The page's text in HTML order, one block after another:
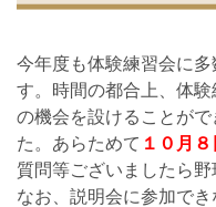
今年度も体験練習会に
す。時間の都合上、体
の機会を設けることが
た。あらためて １０月８
質問等ございましたら野
なお、説明会に参加で